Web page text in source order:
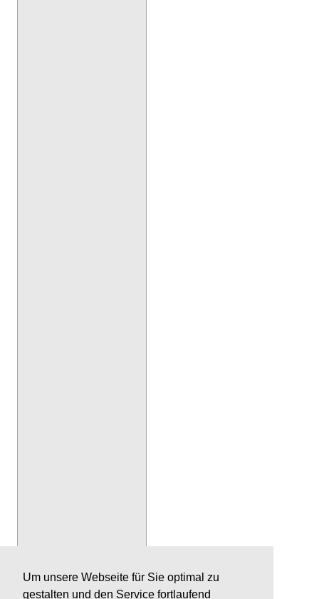
Um unsere Webseite für Sie optimal zu
gestalten und den Service fortlaufend